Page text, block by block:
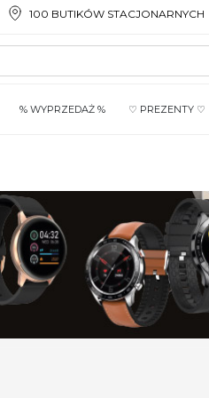
100 BUTIKÓW STACJONARNYCH
% WYPRZEDAŻ % ♡ PREZENTY ♡